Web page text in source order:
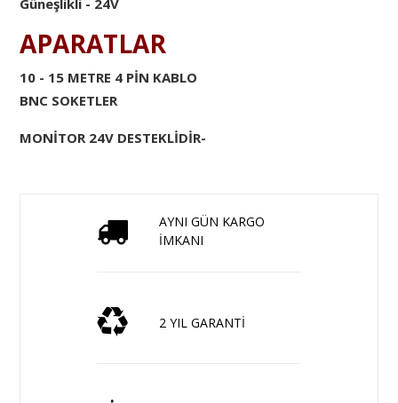
Güneşlikli - 24V
APARATLAR
10 - 15 METRE 4 PİN KABLO
BNC SOKETLER
MONİTOR 24V DESTEKLİDİR-
AYNI GÜN KARGO
İMKANI
2 YIL GARANTİ